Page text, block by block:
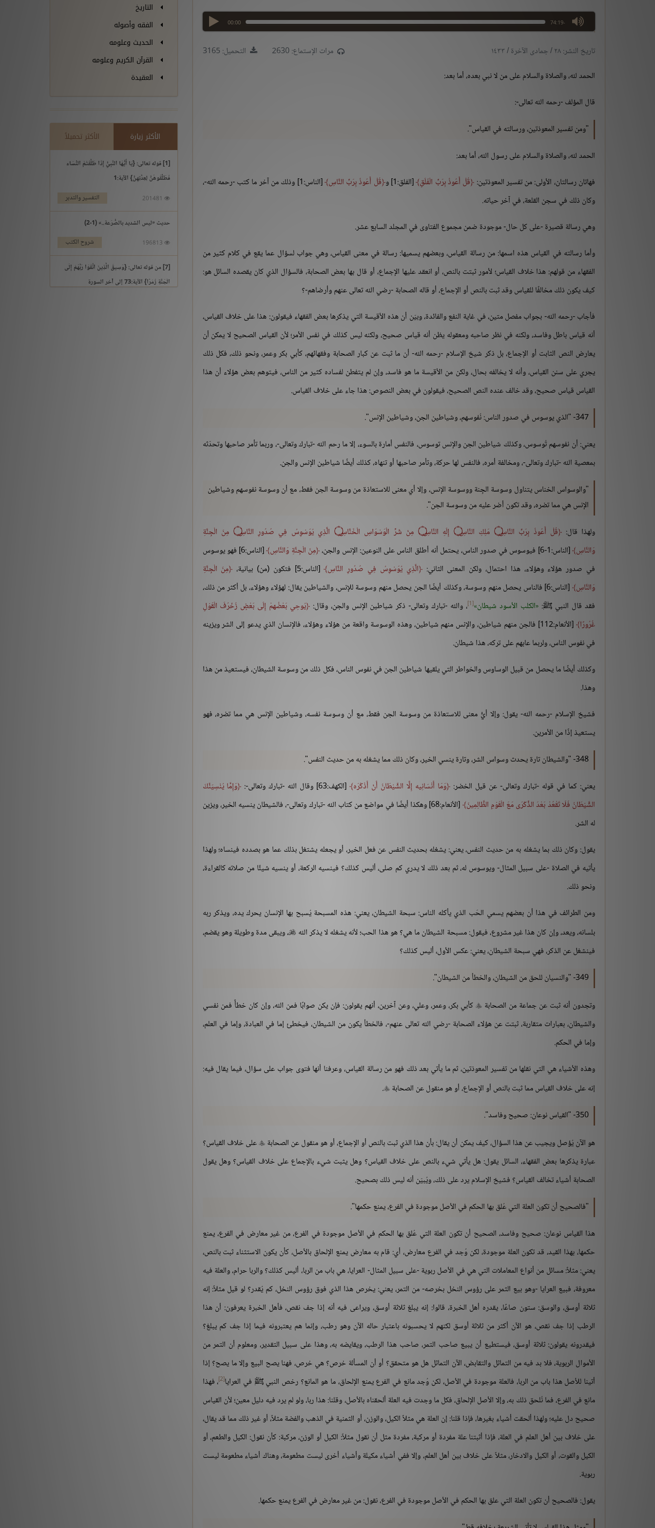
00:00 -74:19
max volume
تاريخ النشر: ٢٨ / جمادى الآخرة / ١٤٣٣ التحميل: 3165
مرات الإستماع: 2630
الحمد لله، والصلاة والسلام على من لا نبي بعده، أما بعد:
قال المؤلف -رحمه الله تعالى-:
"ومن تفسير المعوذتين، ورسالته في القياس".
الحمد لله، والصلاة والسلام على رسول الله، أما بعد:
فهاتان رسالتان، الأولى: من تفسير المعوذتين: قُلْ أَعُوذُ بِرَبِّ الْفَلَقِ [الفلق:1] و قُلْ أَعُوذُ بِرَبِّ النَّاسِ
[الناس:1] وذلك من آخر ما كتب -رحمه الله-،
وكان ذلك في سجن القلعة، في آخر حياته.
وهي رسالة قصيرة -على كل حال- موجودة ضمن مجموع الفتاوى في المجلد السابع عشر.
وأما رسالته في القياس هذه اسمها: من رسالة القياس، وبعضهم يسميها: رسالة في معنى القياس، وهي جواب لسؤال عما يقع في كلام كثير من
الفقهاء من قولهم: هذا خلاف القياس؛ لأمور ثبتت بالنص، أو انعقد عليها الإجماع، أو قال بها بعض الصحابة، فالسؤال الذي كان يقصده السائل هو:
كيف يكون ذلك مخالفًا للقياس وقد ثبت بالنص أو الإجماع، أو قاله الصحابة -رضي الله تعالى عنهم وأرضاهم-؟
فأجاب -رحمه الله- بجواب مفصل متين، في غاية النفع والفائدة، وبيّن أن هذه الأقيسة التي يذكرها بعض الفقهاء فيقولون: هذا على خلاف القياس،
أنه قياس باطل وفاسد، ولكنه في نظر صاحبه ومعقوله يظن أنه قياس صحيح، ولكنه ليس كذلك في نفس الأمر؛ لأن القياس الصحيح لا يمكن أن
يعارض النص الثابت أو الإجماع، بل ذكر شيخ الإسلام -رحمه الله- أن ما ثبت عن كبار الصحابة وفقهائهم، كأبي بكر وعمر، ونحو ذلك، فكل ذلك
يجري على سنن القياس، وأنه لا يخالفه بحال، ولكن من الأقيسة ما هو فاسد، وإن لم يتفطن لفساده كثير من الناس، فيتوهم بعض هؤلاء أن هذا
القياس قياس صحيح، وقد خالف عنده النص الصحيح، فيقولون في بعض النصوص: هذا جاء على خلاف القياس.
347- "الذي يوسوس في صدور الناس: نُفوسهم، وشياطين الجن، وشياطين الإنس".
يعني: أن نفوسهم تُوسوس، وكذلك شياطين الجن والإنس توسوس، فالنفس أمارة بالسوء، إلا ما رحم الله -تبارك وتعالى-، وربما تأمر صاحبها وتحدّثه
بمعصية الله -تبارك وتعالى-، ومخالفة أمره، فالنفس لها حركة، وتأمر صاحبها أو تنهاه، كذلك أيضًا شياطين الإنس والجن.
"والوسواس الخناس يتناول وسوسة الجِنة ووسوسة الإنس، وإلا أي معنى للاستعاذة من وسوسة الجن فقط، مع أن وسوسة نفوسهم وشياطين
الإنس هي مما تضره، وقد تكون أضر عليه من وسوسة الجن".
ولهذا قال: قُلْ أَعُوذُ بِرَبِّ النَّاسِ۝ مَلِكِ النَّاسِ۝ إِلَهِ النَّاسِ۝ مِنْ شَرِّ الْوَسْوَاسِ الْخَنَّاسِ۝ الَّذِي يُوَسْوِسُ فِي صُدُورِ النَّاسِ۝ مِنَ الْجِنَّةِ
وَالنَّاسِ [الناس:1-6] فيوسوس في صدور الناس، يحتمل أنه أطلق الناس على النوعين: الإنس والجن، مِنَ الْجِنَّةِ وَالنَّاسِ
[الناس:6] فهو يوسوس
في صدور هؤلاء وهؤلاء، هذا احتمال، ولكن المعنى الثاني: الَّذِي يُوَسْوِسُ فِي صُدُورِ النَّاسِ [الناس:5] فتكون (من) بيانية،
مِنَ الْجِنَّةِ
وَالنَّاسِ
[الناس:6] فالناس يحصل منهم وسوسة، وكذلك أيضًا الجن يحصل منهم وسوسة للإنس، والشياطين يقال: لهؤلاء وهؤلاء، بل أكثر من ذلك،
فقد قال النبي ﷺ: الكلب الأسود شيطان [1] ، والله -تبارك وتعالى- ذكر شياطين الإنس والجن، وقال: يُوحِي بَعْضُهمْ إِلَى بَعْضٍ زُخْرُفَ الْقَوْلِ
غُرُورًا
[الأنعام:112] فالجن منهم شياطين، والإنس منهم شياطين، وهذه الوسوسة واقعة من هؤلاء وهؤلاء، فالإنسان الذي يدعو إلى الشر ويزينه
في نفوس الناس، ولربما عابهم على تركه، هذا شيطان.
وكذلك أيضًا ما يحصل من قبيل الوساوس والخواطر التي يلقيها شياطين الجن في نفوس الناس، فكل ذلك من وسوسة الشيطان، فيستعيذ من هذا
وهذا.
فشيخ الإسلام -رحمه الله- يقول: وإلا أيُّ معنى للاستعاذة من وسوسة الجن فقط، مع أن وسوسة نفسه، وشياطين الإنس هي مما تضره، فهو
يستعيذ إذًا من الأمرين.
348- "والشيطان تارة يحدث وسواس الشر، وتارة ينسي الخير، وكان ذلك مما يشغله به من حديث النفس".
يعني: كما في قوله -تبارك وتعالى- عن قيل الخضر: وَمَا أَنْسَانِيه إِلَّا الشَّيْطَانُ أَنْ أَذْكُرَه [الكهف:63] وقال الله -تبارك وتعالى-:
وَإِمَّا يُنْسِيَنَّكَ
الشَّيْطَانُ فَلَا تَقْعُدْ بَعْدَ الذِّكْرَى مَعَ الْقَوْمِ الظَّالِمِينَ
[الأنعام:68] وهكذا أيضًا في مواضع من كتاب الله -تبارك وتعالى-، فالشيطان ينسيه الخير، ويزين
له الشر.
يقول: وكان ذلك بما يشغله به من حديث النفس، يعني: يشغله بحديث النفس عن فعل الخير، أو يجعله يشتغل بذلك عما هو بصدده فينساه؛ ولهذا
يأتيه في الصلاة -على سبيل المثال- ويوسوس له، ثم بعد ذلك لا يدري كم صلى، أليس كذلك؟ فينسيه الركعة، أو ينسيه شيئًا من صلاته كالقراءة،
ونحو ذلك.
ومن الطرائف في هذا أن بعضهم يسمي الحَب الذي يأكله الناس: سبحة الشيطان، يعني: هذه المسبحة يُسبح بها الإنسان يحرك يده، ويذكر ربه
بلسانه، ويعد، وإن كان هذا غير مشروع، فيقول: مسبحة الشيطان ما هي؟ هو هذا الحب؛ لأنه يشغله لا يذكر الله ، ويبقى مدة وطويلة وهو يقضم،
فينشغل عن الذكر، فهي سبحة الشيطان، يعني: عكس الأول، أليس كذلك؟
349- "والنسيان للحق من الشيطان، والخطأ من الشيطان".
وتجدون أنه ثبت عن جماعة من الصحابة كأبي بكر، وعمر، وعلي، وعن آخرين، أنهم يقولون: فإن يكن صوابًا فمن الله، وإن كان خطأً فمن نفسي
والشيطان، بعبارات متقاربة، ثبتت عن هؤلاء الصحابة -رضي الله تعالى عنهم-، فالخطأ يكون من الشيطان، فيخطئ إما في العبادة، وإما في العلم،
وإما في الحكم.
وهذه الأشياء هي التي نقلها من تفسير المعوذتين، ثم ما يأتي بعد ذلك فهو من رسالة القياس، وعرفنا أنها فتوى جواب على سؤال، فيما يقال فيه:
إنه على خلاف القياس مما ثبت بالنص أو الإجماع، أو هو منقول عن الصحابة 
.
350- "القياس نوعان: صحيح وفاسد".
هو الآن يُؤصل ويجيب عن هذا السؤال، كيف يمكن أن يقال: بأن هذا الذي ثبت بالنص أو الإجماع، أو هو منقول عن الصحابة على خلاف القياس؟
عبارة يذكرها بعض الفقهاء، السائل يقول: هل يأتي شيء بالنص على خلاف القياس؟ وهل يثبت شيء بالإجماع على خلاف القياس؟ وهل يقول
الصحابة أشياء تخالف القياس؟ فشيخ الإسلام يرد على ذلك، ويُبيّن أنه ليس ذلك بصحيح.
"فالصحيح أن تكون العلة التي عُلق بها الحكم في الأصل موجودة في الفرع، يمنع حكمها".
هذا القياس نوعان: صحيح وفاسد، الصحيح أن تكون العلة التي عُلق بها الحكم في الأصل موجودة في الفرع، من غير معارض في الفرع، يمنع
حكمها، بهذا القيد، قد تكون العلة موجودة، لكن وُجد في الفرع معارض، أي: قام به معارض يمنع الإلحاق بالأصل، كأن يكون الاستثناء ثبت بالنص،
يعني: مثلاً: مسائل من أنواع المعاملات التي هي في الأصل ربوية -على سبيل المثال- العرايا، هي باب من الربا، أليس كذلك؟ والربا حرام، والعلة فيه
معروفة، فبيع العرايا -وهو بيع الثمر على رؤوس النخل بخرصه- من التمر، يعني: يخرص هذا الذي فوق رؤوس النخل، كم يُقدر؟ لو قيل مثلاً: إنه
ثلاثة أوسق، والوسق: ستون صاعًا، يقدره أهل الخبرة، قالوا: إنه يبلغ ثلاثة أوسق، ويراعى فيه أنه إذا جف نقص، فأهل الخبرة يعرفون: أن هذا
الرطب إذا جف نقص، هو الآن أكثر من ثلاثة أوسق لكنهم لا يحسبونه باعتبار حاله الآن وهو رطب، وإنما هم يعتبرونه فيما إذا جف كم يبلغ؟
فيقدرونه يقولون: ثلاثة أوسق، فيستطيع أن يبيع صاحب التمر، صاحب هذا الرطب، ويقايضه به، وهذا على سبيل التقدير، ومعلوم أن التمر من
الأموال الربوية، فلا بد فيه من التماثل والتقابض، الآن التماثل هل هو متحقق؟ أو أن المسألة خرص؟ هي خرص، فهنا يصح البيع وإلا ما يصح؟ إذا
أتينا للأصل هذا باب من الربا، فالعلة موجودة في الأصل، لكن وُجد مانع في الفرع يمنع الإلحاق، ما هو المانع؟ رخص النبي ﷺ في العرايا[2] ، فهذا
مانع في الفرع، فما نُلحق ذلك به، وإلا الأصل الإلحاق، فكل ما وجدت فيه العلة ألحقناه بالأصل، وقلنا: هذا ربا، ولو لم يرد فيه دليل معين؛ لأن القياس
صحيح دل عليه؛ ولهذا ألحقت أشياء بغيرها، فإذا قلنا: إن العلة هي مثلاً الكيل، والوزن، أو الثمنية في الذهب والفضة مثلاً، أو غير ذلك مما قد يقال،
على خلاف بين أهل العلم في العلة، فإذا أثبتنا علة مفردة أو مركبة، مفردة مثل أن نقول مثلاً: الكيل أو الوزن، مركبة: كأن نقول: الكيل والطعم، أو
الكيل والقوت، أو الكيل والادخار، مثلاً على خلاف بين أهل العلم، وإلا ففي أشياء مكيلة وأشياء أخرى ليست مطعومة، وهناك أشياء مطعومة ليست
ربوية.
يقول: فالصحيح أن تكون العلة التي علق بها الحكم في الأصل موجودة في الفرع، نقول: من غير معارض في الفرع يمنع حكمها.
التاريخ
الفقه وأصوله
الحديث وعلومه
القرآن الكريم وعلومه
العقيدة
الأكثر زيارة الأكثر تحميلاً
[1] قوله تعالى: {يَا أَيُّهَا النَّبِيُّ إِذَا طَلَّقْتُمُ النِّسَاء
فَطَلِّقُوهُنَّ لِعِدَّتِهِنَّ} الآية:1
التفسير والتدبر
حديث «ليس الشديد بالصُّرَعة..» (1-2)
شروح الكتب
[7] من قوله تعالى: {وَسِيقَ الَّذِينَ اتَّقَوْا رَبَّهُمْ إِلَى
الْجَنَّةِ زُمَرًا} الآية:73 إلى آخر السورة